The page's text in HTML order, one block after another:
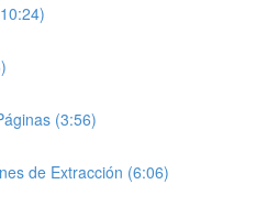
(3:56)
de Extracción (6:06)